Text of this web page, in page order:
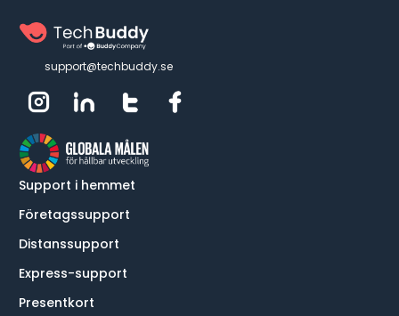
support@techbuddy.se
Support i hemmet
Företagssupport
Distanssupport
Express-support
Presentkort